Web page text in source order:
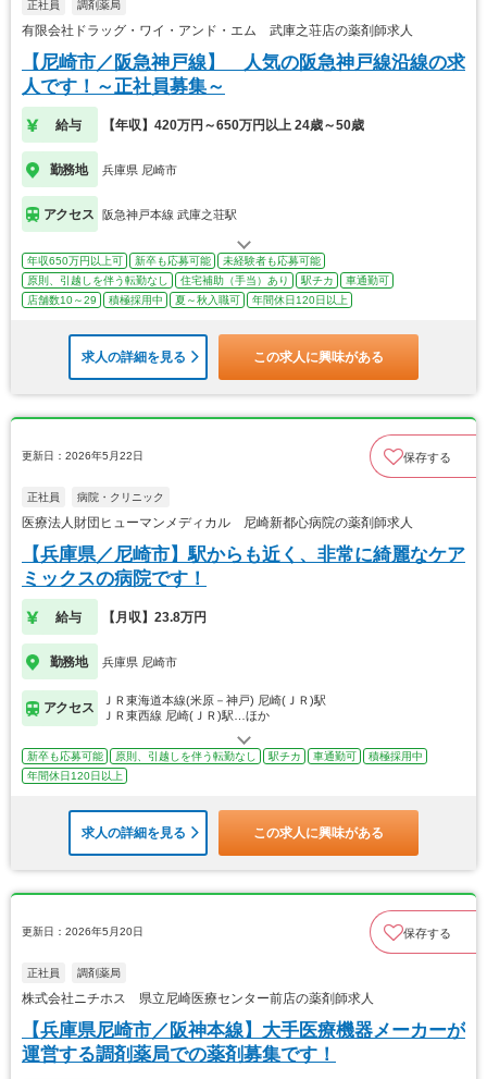
正社員 調剤薬局
有限会社ドラッグ・ワイ・アンド・エム 武庫之荘店の薬剤師求人
【尼崎市／阪急神戸線】 人気の阪急神戸線沿線の求
人です！～正社員募集～
給与 【年収】420万円～650万円以上 24歳～50歳
勤務地 兵庫県 尼崎市
アクセス 阪急神戸本線 武庫之荘駅
年収650万円以上可 新卒も応募可能
未経験者も応募可能
原則、引越しを伴う転勤なし
住宅補助（手当）あり 駅チカ
車通勤可
店舗数10～29
積極採用中 夏～秋入職可 年間休日120日以上
求人の詳細を見る この求人に興味がある
更新日：2026年5月22日 保存する
正社員 病院・クリニック
医療法人財団ヒューマンメディカル 尼崎新都心病院の薬剤師求人
【兵庫県／尼崎市】駅からも近く、非常に綺麗なケア
ミックスの病院です！
給与 【月収】23.8万円
勤務地 兵庫県 尼崎市
アクセス
ＪＲ東海道本線(米原－神戸) 尼崎(ＪＲ)駅
ＪＲ東西線 尼崎(ＪＲ)駅…ほか
新卒も応募可能 原則、引越しを伴う転勤なし 駅チカ 車通勤可
積極採用中
年間休日120日以上
求人の詳細を見る この求人に興味がある
更新日：2026年5月20日 保存する
正社員 調剤薬局
株式会社ニチホス 県立尼崎医療センター前店の薬剤師求人
【兵庫県尼崎市／阪神本線】大手医療機器メーカーが
運営する調剤薬局での薬剤募集です！